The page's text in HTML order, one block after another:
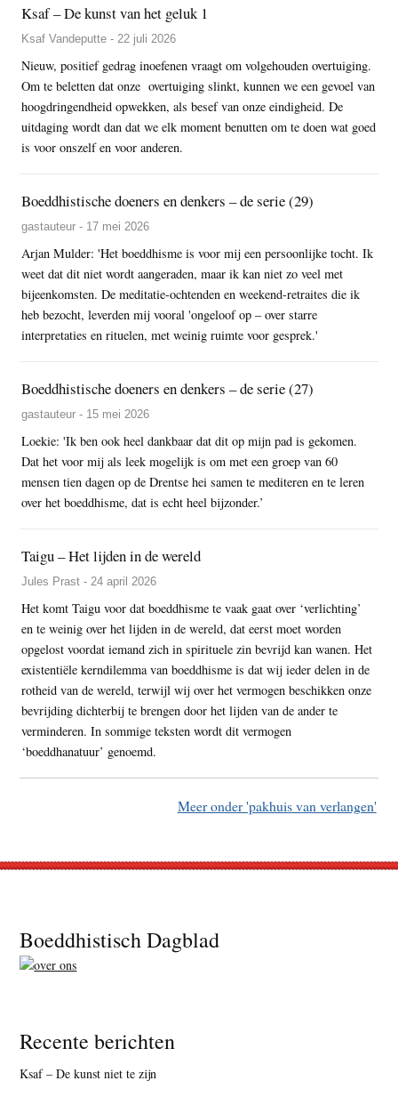
Ksaf – De kunst van het geluk 1
Ksaf Vandeputte - 22 juli 2026
Nieuw, positief gedrag inoefenen vraagt om volgehouden overtuiging.
Om te beletten dat onze overtuiging slinkt, kunnen we een gevoel van
hoogdringendheid opwekken, als besef van onze eindigheid. De
uitdaging wordt dan dat we elk moment benutten om te doen wat goed
is voor onszelf en voor anderen.
Boeddhistische doeners en denkers – de serie (29)
gastauteur - 17 mei 2026
Arjan Mulder: 'Het boeddhisme is voor mij een persoonlijke tocht. Ik
weet dat dit niet wordt aangeraden, maar ik kan niet zo veel met
bijeenkomsten. De meditatie-ochtenden en weekend-retraites die ik
heb bezocht, leverden mij vooral 'ongeloof op – over starre
interpretaties en rituelen, met weinig ruimte voor gesprek.'
Boeddhistische doeners en denkers – de serie (27)
gastauteur - 15 mei 2026
Loekie: 'Ik ben ook heel dankbaar dat dit op mijn pad is gekomen.
Dat het voor mij als leek mogelijk is om met een groep van 60
mensen tien dagen op de Drentse hei samen te mediteren en te leren
over het boeddhisme, dat is echt heel bijzonder.’
Taigu – Het lijden in de wereld
Jules Prast - 24 april 2026
Het komt Taigu voor dat boeddhisme te vaak gaat over ‘verlichting’
en te weinig over het lijden in de wereld, dat eerst moet worden
opgelost voordat iemand zich in spirituele zin bevrijd kan wanen. Het
existentiële kerndilemma van boeddhisme is dat wij ieder delen in de
rotheid van de wereld, terwijl wij over het vermogen beschikken onze
bevrijding dichterbij te brengen door het lijden van de ander te
verminderen. In sommige teksten wordt dit vermogen
‘boeddhanatuur’ genoemd.
Meer onder 'pakhuis van verlangen'
Footer
Boeddhistisch Dagblad
Recente berichten
Ksaf – De kunst niet te zijn